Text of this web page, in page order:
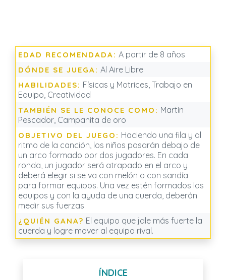
EDAD RECOMENDADA: A partir de 8 años
DÓNDE SE JUEGA: Al Aire Libre
HABILIDADES: Físicas y Motrices, Trabajo en
Equipo, Creatividad
TAMBIÉN SE LE CONOCE COMO: Martín
Pescador, Campanita de oro
OBJETIVO DEL JUEGO: Haciendo una fila y al
ritmo de la canción, los niños pasarán debajo de
un arco formado por dos jugadores. En cada
ronda, un jugador será atrapado en el arco y
deberá elegir si se va con melón o con sandía
para formar equipos. Una vez estén formados los
equipos y con la ayuda de una cuerda, deberán
medir sus fuerzas.
¿QUIÉN GANA? El equipo que jale más fuerte la
cuerda y logre mover al equipo rival.
ÍNDICE